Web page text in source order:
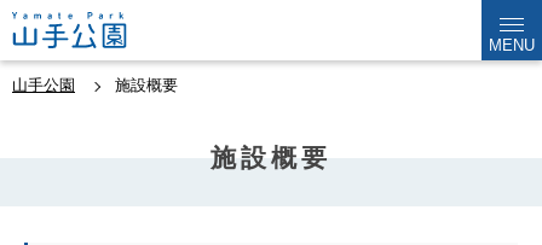
MENU
山手公園 施設概要
施設概要